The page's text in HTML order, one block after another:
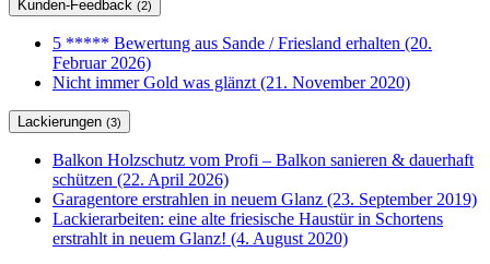
Kunden-Feedback (2)
5 ***** Bewertung aus Sande / Friesland erhalten (20.
Februar 2026)
Nicht immer Gold was glänzt (21. November 2020)
Lackierungen (3)
Balkon Holzschutz vom Profi – Balkon sanieren & dauerhaft
schützen (22. April 2026)
Garagentore erstrahlen in neuem Glanz (23. September 2019)
Lackierarbeiten: eine alte friesische Haustür in Schortens
erstrahlt in neuem Glanz! (4. August 2020)